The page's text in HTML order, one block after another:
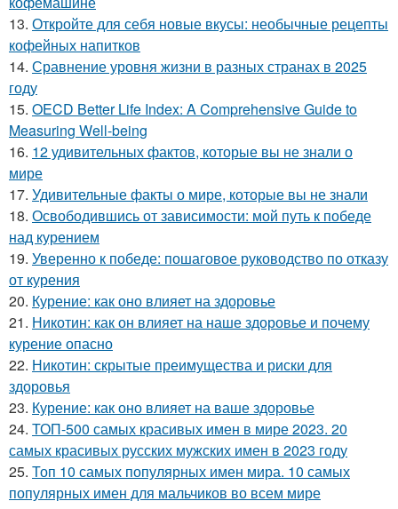
13. Откройте для себя новые вкусы: необычные рецепты
кофейных напитков
14. Сравнение уровня жизни в разных странах в 2025
году
15. OECD Better Life Index: A Comprehensive Guide to
Measuring Well-being
16. 12 удивительных фактов, которые вы не знали о
мире
17. Удивительные факты о мире, которые вы не знали
18. Освободившись от зависимости: мой путь к победе
над курением
19. Уверенно к победе: пошаговое руководство по отказу
от курения
20. Курение: как оно влияет на здоровье
21. Никотин: как он влияет на наше здоровье и почему
курение опасно
22. Никотин: скрытые преимущества и риски для
здоровья
23. Курение: как оно влияет на ваше здоровье
24. ТОП-500 самых красивых имен в мире 2023. 20
самых красивых русских мужских имен в 2023 году
25. Топ 10 самых популярных имен мира. 10 самых
популярных имен для мальчиков во всем мире